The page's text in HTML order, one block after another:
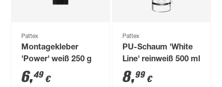
Pattex
Montagekleber
'Power' weiß 250 g
6,49 €
Pattex
PU-Schaum 'White
Line' reinweiß 500 ml
8,99 €